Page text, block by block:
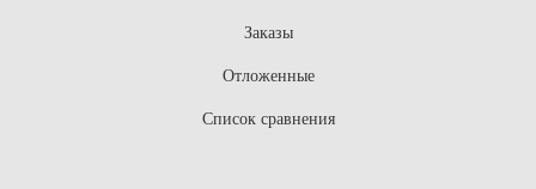
Заказы
Отложенные
Список сравнения